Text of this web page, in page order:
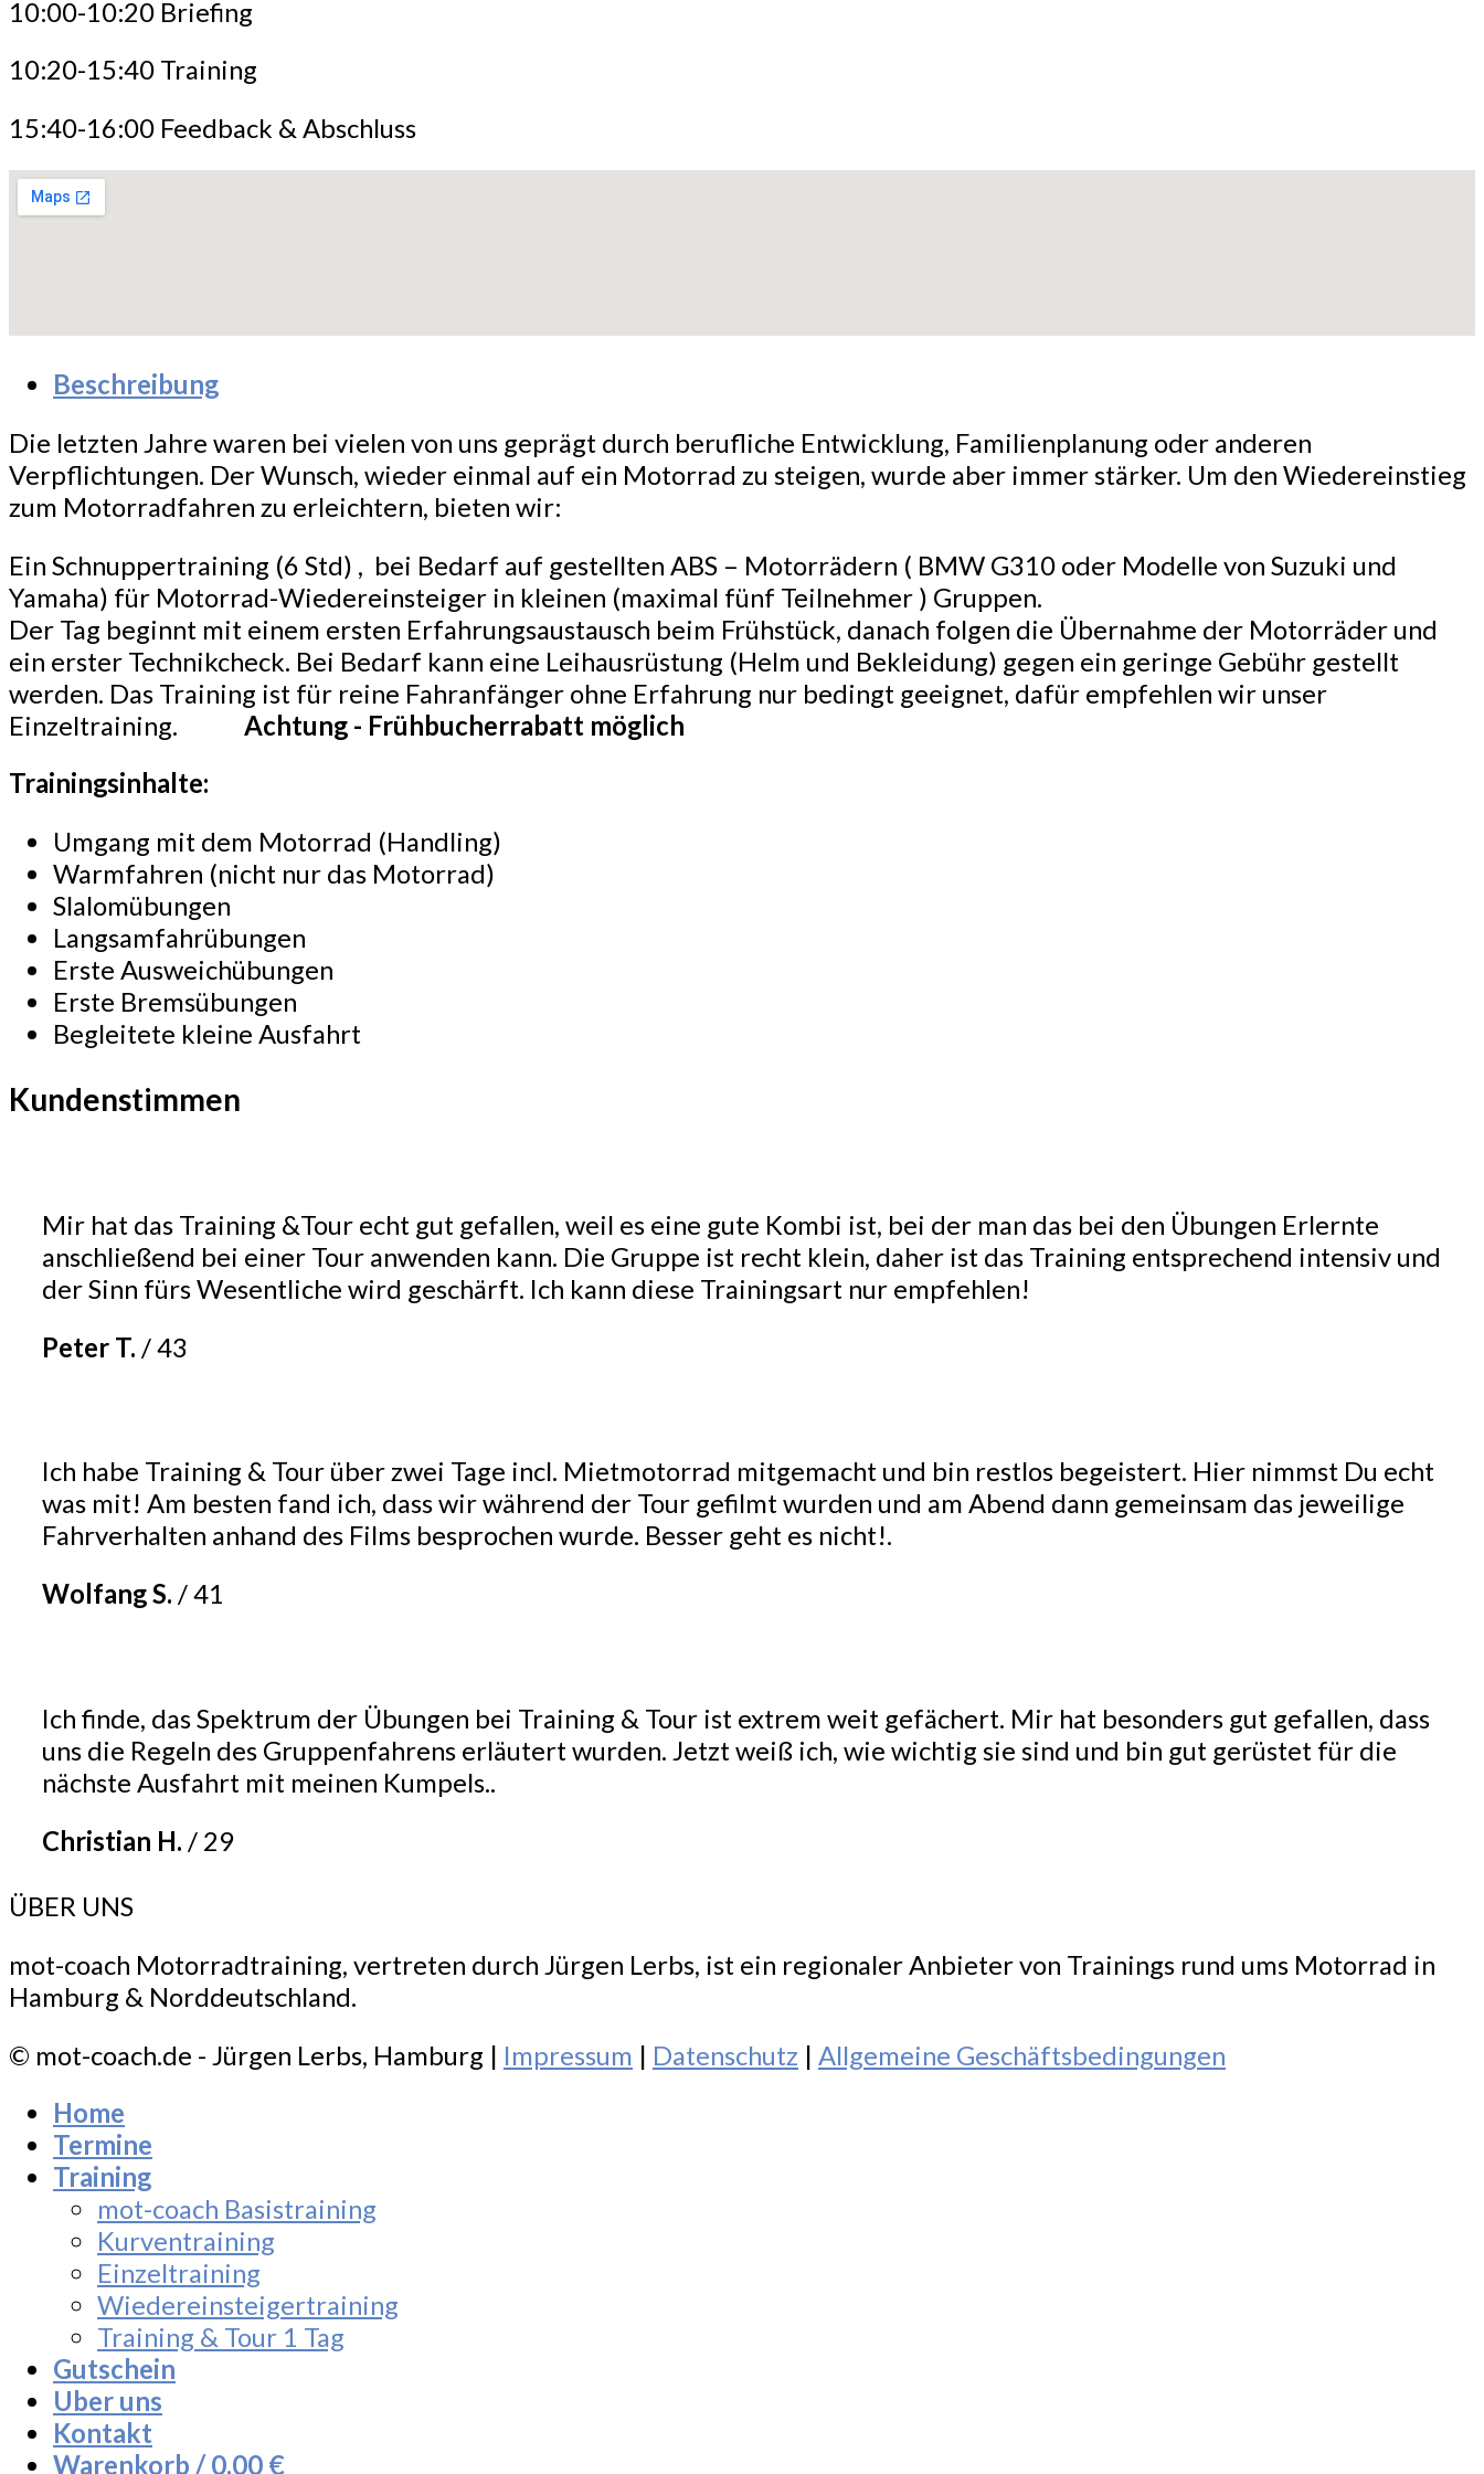
10:00-10:20 Briefing
10:20-15:40 Training
15:40-16:00 Feedback & Abschluss
Beschreibung
Die letzten Jahre waren bei vielen von uns geprägt durch berufliche Entwicklung, Familienplanung oder anderen
Verpflichtungen. Der Wunsch, wieder einmal auf ein Motorrad zu steigen, wurde aber immer stärker. Um den Wiedereinstieg
zum Motorradfahren zu erleichtern, bieten wir:
Ein Schnuppertraining (6 Std) , bei Bedarf auf gestellten ABS – Motorrädern ( BMW G310 oder Modelle von Suzuki und
Yamaha) für Motorrad-Wiedereinsteiger in kleinen (maximal fünf Teilnehmer ) Gruppen.
Der Tag beginnt mit einem ersten Erfahrungsaustausch beim Frühstück, danach folgen die Übernahme der Motorräder und
ein erster Technikcheck. Bei Bedarf kann eine Leihausrüstung (Helm und Bekleidung) gegen ein geringe Gebühr gestellt
werden. Das Training ist für reine Fahranfänger ohne Erfahrung nur bedingt geeignet, dafür empfehlen wir unser
Einzeltraining. Achtung - Frühbucherrabatt möglich
Trainingsinhalte:
Umgang mit dem Motorrad (Handling)
Warmfahren (nicht nur das Motorrad)
Slalomübungen
Langsamfahrübungen
Erste Ausweichübungen
Erste Bremsübungen
Begleitete kleine Ausfahrt
Kundenstimmen
Mir hat das Training &Tour echt gut gefallen, weil es eine gute Kombi ist, bei der man das bei den Übungen Erlernte
anschließend bei einer Tour anwenden kann. Die Gruppe ist recht klein, daher ist das Training entsprechend intensiv und
der Sinn fürs Wesentliche wird geschärft. Ich kann diese Trainingsart nur empfehlen!
Peter T. /43
Ich habe Training & Tour über zwei Tage incl. Mietmotorrad mitgemacht und bin restlos begeistert. Hier nimmst Du echt
was mit! Am besten fand ich, dass wir während der Tour gefilmt wurden und am Abend dann gemeinsam das jeweilige
Fahrverhalten anhand des Films besprochen wurde. Besser geht es nicht!.
Wolfang S. /41
Ich finde, das Spektrum der Übungen bei Training & Tour ist extrem weit gefächert. Mir hat besonders gut gefallen, dass
uns die Regeln des Gruppenfahrens erläutert wurden. Jetzt weiß ich, wie wichtig sie sind und bin gut gerüstet für die
nächste Ausfahrt mit meinen Kumpels..
Christian H. / 29
ÜBER UNS
mot-coach Motorradtraining, vertreten durch Jürgen Lerbs, ist ein regionaler Anbieter von Trainings rund ums Motorrad in
Hamburg & Norddeutschland.
© mot-coach.de - Jürgen Lerbs, Hamburg | Impressum | Datenschutz | Allgemeine Geschäftsbedingungen
Home
Termine
Training
mot-coach Basistraining
Kurventraining
Einzeltraining
Wiedereinsteigertraining
Training & Tour 1 Tag
Gutschein
Uber uns
Kontakt
Warenkorb /0,00 €